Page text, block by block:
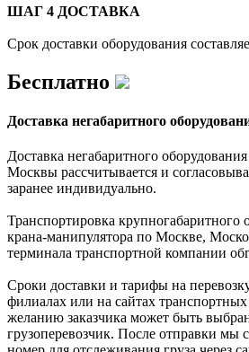
ШАГ 4 ДОСТАВКА
Срок доставки оборудования
Бесплатно
Доставка негабаритного
Доставка негабаритного
Москвы рассчитывается и
заранее индивидуально.
Транспортировка крупногабаритного
крана-манипулятора по Москве,
терминала транспортной компании
Сроки доставки и тарифы на
филиалах или на сайтах
желанию заказчика может быть
грузоперевозчик. После отправки мы